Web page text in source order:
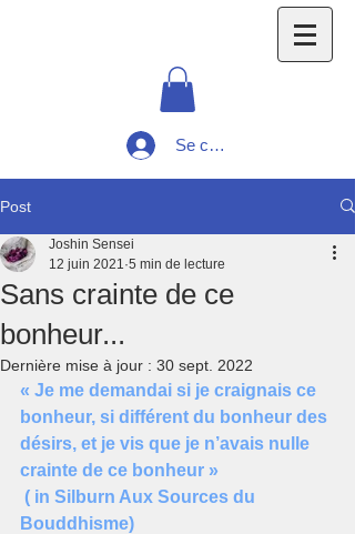
Se connecter
Post
Sans crainte de ce
bonheur...
Joshin Sensei
12 juin 2021 5 min de lecture
Dernière mise à jour : 30 sept. 2022
« Je me demandai si je craignais ce
bonheur, si différent du bonheur des
désirs, et je vis que je n’avais nulle
crainte de ce bonheur »
Bouddhisme)